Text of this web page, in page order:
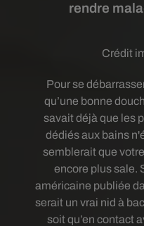
rendre
Crédit
Pour se
qu’une bonne
savait déjà que les
dédiés aux bains
semblerait que
encore plus sale.
américaine publiée
serait un vrai nid à
soit qu’en contact